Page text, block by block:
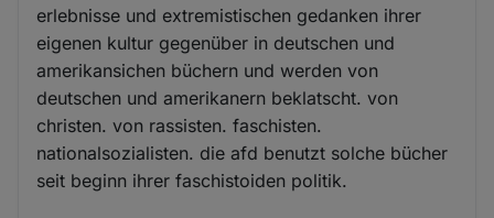
erlebnisse und extremistischen gedanken ihrer
eigenen kultur gegenüber in deutschen und
amerikansichen büchern und werden von
deutschen und amerikanern beklatscht. von
christen. von rassisten. faschisten.
nationalsozialisten. die afd benutzt solche bücher
seit beginn ihrer faschistoiden politik.